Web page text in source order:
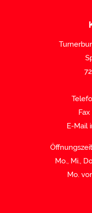
E-Mail
Mo., Mi.,
Mo.